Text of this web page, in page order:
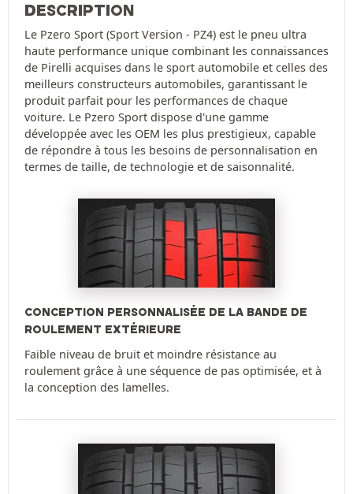
DESCRIPTION
Le Pzero Sport (Sport Version - PZ4) est le pneu ultra
haute performance unique combinant les connaissances
de Pirelli acquises dans le sport automobile et celles des
meilleurs constructeurs automobiles, garantissant le
produit parfait pour les performances de chaque
voiture. Le Pzero Sport dispose d'une gamme
développée avec les OEM les plus prestigieux, capable
de répondre à tous les besoins de personnalisation en
termes de taille, de technologie et de saisonnalité.
CONCEPTION PERSONNALISÉE DE LA BANDE DE
ROULEMENT EXTÉRIEURE
Faible niveau de bruit et moindre résistance au
roulement grâce à une séquence de pas optimisée, et à
la conception des lamelles.